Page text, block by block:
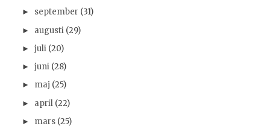
► september (31)
► augusti (29)
► juli (20)
► juni (28)
► maj (25)
► april (22)
► mars (25)